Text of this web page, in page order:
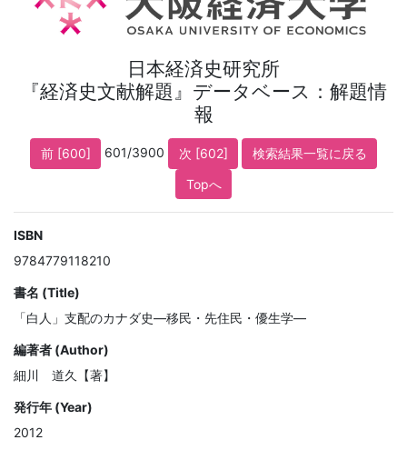
日本経済史研究所
『経済史文献解題』データベース：解題情
報
前 [600] 601/3900 次 [602]
検索結果一覧に戻る
Topへ
ISBN
9784779118210
書名 (Title)
「白人」支配のカナダ史―移民・先住民・優生学―
編著者 (Author)
細川 道久【著】
発行年 (Year)
2012